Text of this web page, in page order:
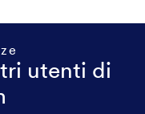
utenti di